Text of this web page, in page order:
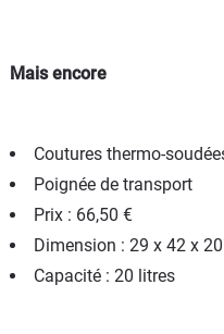
Mais encore
Coutures thermo-
Poignée de transport
Prix : 66,50 €
Dimension : 29 x 42 x
Capacité : 20 litres